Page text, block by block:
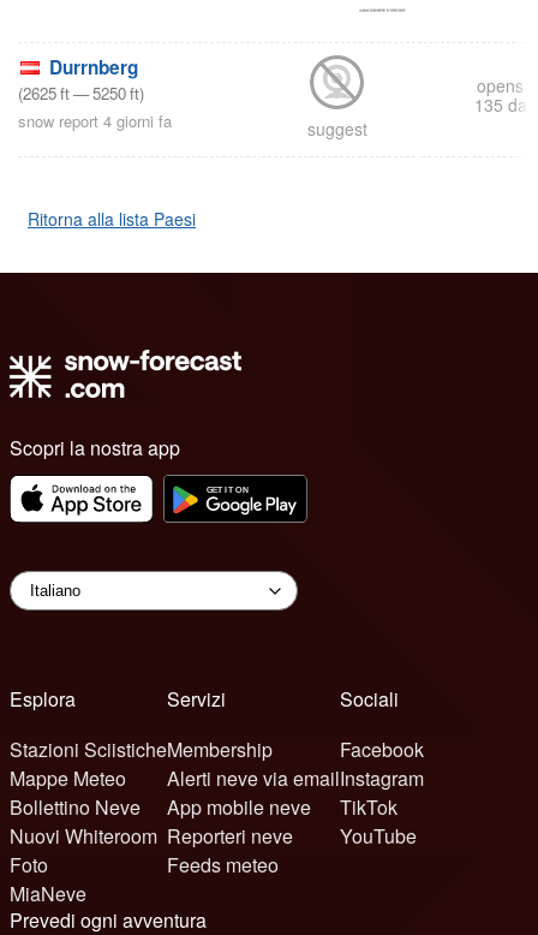
Durrnberg
(2625ft—5250ft)
snow report 4 giorni fa
suggest
opens
135
Ritorna alla lista Paesi
Scopri la nostra app
Esplora
Stazioni Sciistiche
Mappe Meteo
Bollettino Neve
Nuovi Whiteroom
Foto
MiaNeve
Servizi
Membership
Alerti neve via email
App mobile neve
Reporteri neve
Feeds meteo
Sociali
Facebook
Instagram
TikTok
YouTube
Prevedi ogni avventura